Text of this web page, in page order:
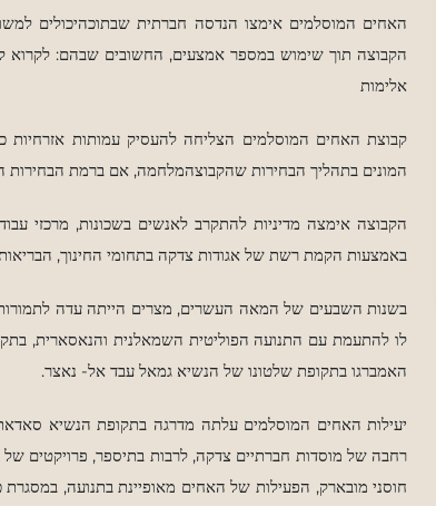
האחים המוסלמים אימצו הנדסה חברתית שבתוכהיכולים
הקבוצה תוך שימוש במספר אמצעים, החשובים שבהם: לקרוא
אלימות
קבוצת האחים המוסלמים הצליחה להעסיק עמותות אזרחיות
המונים בתהליך הבחירות שהקבוצהמלחמה, אם ברמת הבחירות
הקבוצה אימצה מדיניות להתקרב לאנשים בשכונות, מרכזי
באמצעות הקמת רשת של אגודות צדקה בתחומי החינוך,
בשנות השבעים של המאה העשרים, מצרים הייתה עדה לתמורות
לו להתעמת עם התנועה הפוליטית השמאלנית והנאסארית,
האמברגו בתקופת שלטונו של הנשיא גמאל עבד אל- נאצר.
יעילות האחים המוסלמים עלתה מדרגה בתקופת הנשיא
רחבה של מוסדות חברתיים צדקה, לרבות בתיספר, פרויקטים
חוסני מובארק, הפעילות של האחים מאופיינת בתנועה,